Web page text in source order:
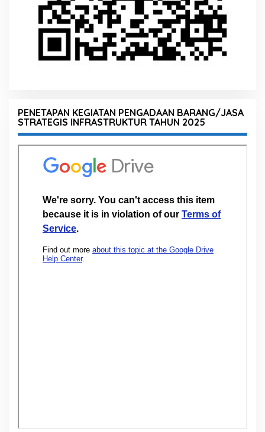
PENETAPAN KEGIATAN PENGADAAN BARANG/JASA
STRATEGIS INFRASTRUKTUR TAHUN 2025